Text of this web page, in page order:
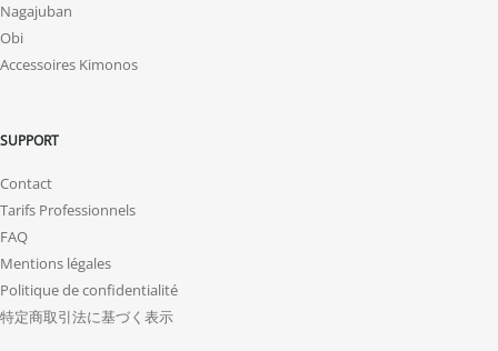
Nagajuban
Obi
Accessoires Kimonos
SUPPORT
Contact
Tarifs Professionnels
FAQ
Mentions légales
Politique de confidentialité
特定商取引法に基づく表示